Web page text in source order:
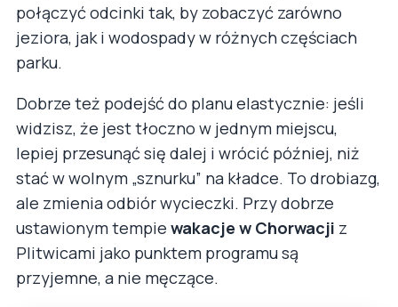
połączyć odcinki tak, by zobaczyć zarówno
jeziora, jak i wodospady w różnych częściach
parku.
Dobrze też podejść do planu elastycznie: jeśli
widzisz, że jest tłoczno w jednym miejscu,
lepiej przesunąć się dalej i wrócić później, niż
stać w wolnym „sznurku” na kładce. To drobiazg,
ale zmienia odbiór wycieczki. Przy dobrze
ustawionym tempie wakacje w Chorwacji z
Plitwicami jako punktem programu są
przyjemne, a nie męczące.